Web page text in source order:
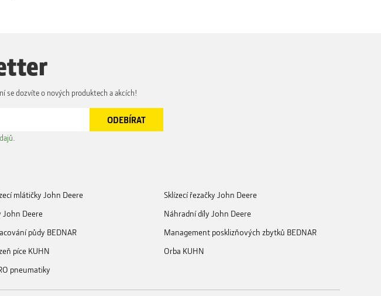
se dozvíte o nových produktech a akcích!
mlátičky John Deere
Sklízecí řezačky John Deere
John Deere
Náhradní díly John Deere
půdy BEDNAR
Management posklizňových zbytků BEDNAR
píce KUHN
Orba KUHN
pneumatiky